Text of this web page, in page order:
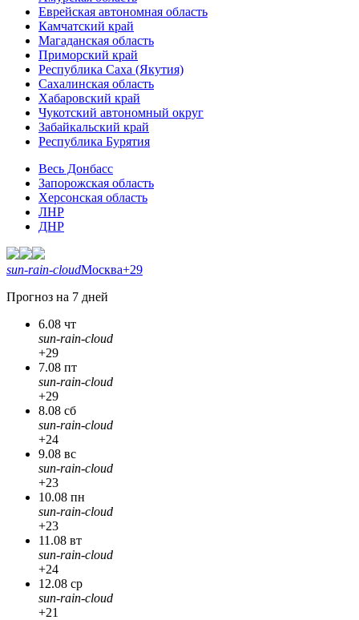
Еврейская автономная область
Камчатский край
Магаданская область
Приморский край
Республика Саха (Якутия)
Сахалинская область
Хабаровский край
Чукотский автономный округ
Забайкальский край
Республика Бурятия
Весь Донбасс
Запорожская область
Херсонская область
ЛНР
ДНР
sun-rain-cloudМосква+29
Прогноз на 7 дней
6.08 чт
sun-rain-cloud
+29
7.08 пт
sun-rain-cloud
+29
8.08 сб
sun-rain-cloud
+24
9.08 вс
sun-rain-cloud
+23
10.08 пн
sun-rain-cloud
+23
11.08 вт
sun-rain-cloud
+24
12.08 ср
sun-rain-cloud
+21